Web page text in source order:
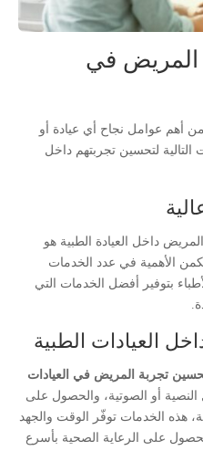
المريض في
من أهم عوامل نجاح أي عيادة أو
لتحسين تجربتهم داخل
داخل العيادة الطبية هو
الأهمية في عدد الخدمات
بتوفير أفضل الخدمات التي
العيادات الطبية
تجربة المريض في العيادات
أو الصوتية، والحصول على
هذه الخدمات توفّر الوقت والجهد
على الرعاية الصحية بأسرع